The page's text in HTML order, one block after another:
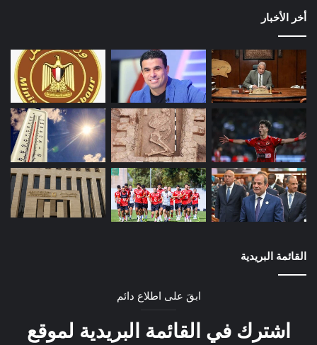
أخر الأخبار
القائمة البريدية
ابقَ على اطلاع دائم
اشترك في القائمة البريدية لموقع